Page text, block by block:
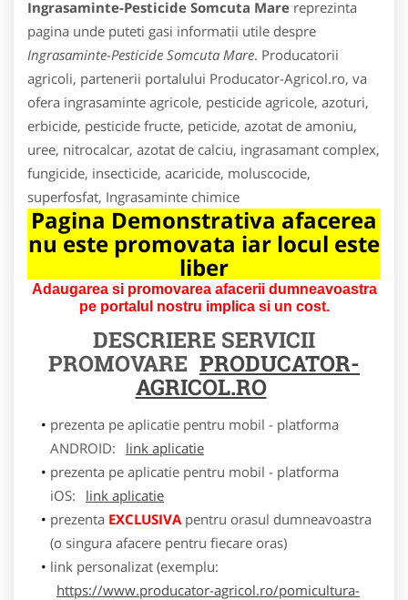
Ingrasaminte-Pesticide Somcuta Mare reprezinta
pagina unde puteti gasi informatii utile despre
Ingrasaminte-Pesticide Somcuta Mare. Producatorii
agricoli, partenerii portalului Producator-Agricol.ro, va
ofera ingrasaminte agricole, pesticide agricole, azoturi,
erbicide, pesticide fructe, peticide, azotat de amoniu,
uree, nitrocalcar, azotat de calciu, ingrasamant complex,
fungicide, insecticide, acaricide, moluscocide,
superfosfat, Ingrasaminte chimice
Pagina Demonstrativa afacerea
nu este promovata iar locul este
liber
Adaugarea si promovarea afacerii dumneavoastra
pe portalul nostru implica si un cost.
DESCRIERE SERVICII
PROMOVARE PRODUCATOR-
AGRICOL.RO
prezenta pe aplicatie pentru mobil - platforma
ANDROID:
link aplicatie
prezenta pe aplicatie pentru mobil - platforma
iOS:
link aplicatie
prezenta EXCLUSIVApentru orasul dumneavoastra
(o singura afacere pentru fiecare oras)
link personalizat (exemplu:
https://www.producator-agricol.ro/pomicultura-